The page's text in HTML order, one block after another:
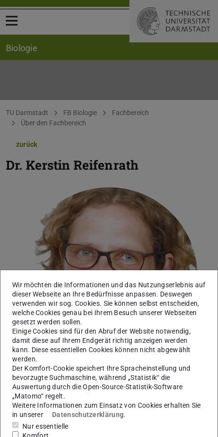
Menü öffnen
Biologie
Sie befinden sich hier:
TU Darmstadt FB Biologie
Fachbereich
Über den Fachbereich
zurück
Dr. Kerstin Reifenrath
Leitung Grünes Klassenzimmer
Arbeitsgebiet(e)
Botanischer Garten
Wir möchten die Informationen und das Nutzungserlebnis auf
dieser Webseite an Ihre Bedürfnisse anpassen. Deswegen
verwenden wir sog. Cookies. Sie können selbst entscheiden,
welche Cookies genau bei Ihrem Besuch unserer Webseiten
gesetzt werden sollen.
Einige Cookies sind für den Abruf der Website notwendig,
damit diese auf Ihrem Endgerät richtig anzeigen werden
kann. Diese essentiellen Cookies können nicht abgewählt
werden.
Der Komfort-Cookie speichert Ihre Spracheinstellung und
bevorzugte Suchmaschine, während „Statistik“ die
Auswertung durch die Open-Source-Statistik-Software
„Matomo“ regelt.
Weitere Informationen zum Einsatz von Cookies erhalten Sie
in unserer
Datenschutzerklärung.
Nur essentielle
Komfort